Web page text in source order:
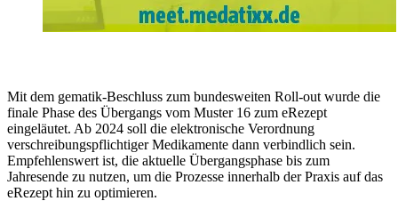
Mit dem gematik-Beschluss zum bundesweiten Roll-out wurde die
finale Phase des Übergangs vom Muster 16 zum eRezept
eingeläutet. Ab 2024 soll die elektronische Verordnung
verschreibungspflichtiger Medikamente dann verbindlich sein.
Empfehlenswert ist, die aktuelle Übergangsphase bis zum
Jahresende zu nutzen, um die Prozesse innerhalb der Praxis auf das
eRezept hin zu optimieren.